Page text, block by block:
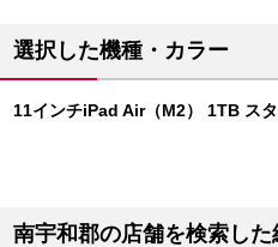
選択した機種・カラー
11インチiPad Air（M2） 1TB ス
南宇和郡の店舗を検索し